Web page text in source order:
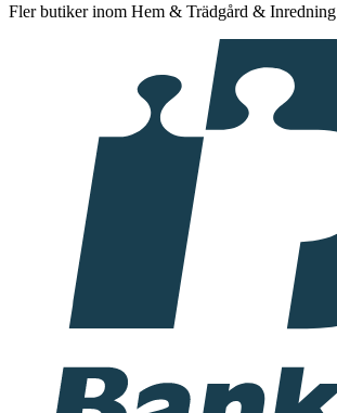
Fler butiker inom Hem & Trädgård & Inredning